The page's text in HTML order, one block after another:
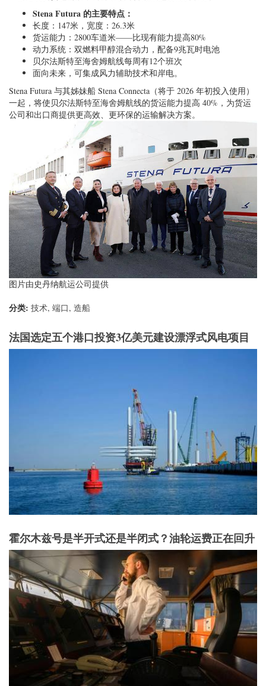
Stena Futura 的主要特点：
长度：147米，宽度：26.3米
货运能力：2800车道米——比现有能力提高80%
动力系统：双燃料甲醇混合动力，配备9兆瓦时电池
贝尔法斯特至海舍姆航线每周有12个班次
面向未来，可集成风力辅助技术和岸电。
Stena Futura 与其姊妹船 Stena Connecta（将于 2026 年初投入使用）
一起，将使贝尔法斯特至海舍姆航线的货运能力提高 40%，为货运
公司和出口商提供更高效、更环保的运输解决方案。
图片由史丹纳航运公司提供
分类: 技术, 端口, 造船
法国选定五个港口投资3亿美元建设漂浮式风电项目
霍尔木兹号是半开式还是半闭式？油轮运费正在回升